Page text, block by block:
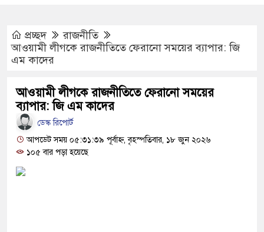
শঙ্কায় দেশজুড়ে পুলিশের সতর্কতা জারি
আ.লীগের গোপন বৈঠক থেকে গ্রেপ্তার ৬
যুবদল সভাপতি আটক, ভিডিও ভাইরাল
দায়ী থাকবে জামায়াত-এনসিপি: রাশেদ খাঁন
দিলেন জামায়াত বহিষ্কাকৃত গাজী নজরুলের ১২
প্রচ্ছদ
রাজনীতি
আওয়ামী লীগকে রাজনীতিতে ফেরানো সময়ের ব্যাপার: জি
এম কাদের
আওয়ামী লীগকে রাজনীতিতে ফেরানো সময়ের
ব্যাপার: জি এম কাদের
ডেস্ক রিপোর্ট
আপডেট সময় ০৫:৩১:৩৯ পূর্বাহ্ন, বৃহস্পতিবার, ১৮ জুন ২০২৬
১০৫ বার পড়া হয়েছে